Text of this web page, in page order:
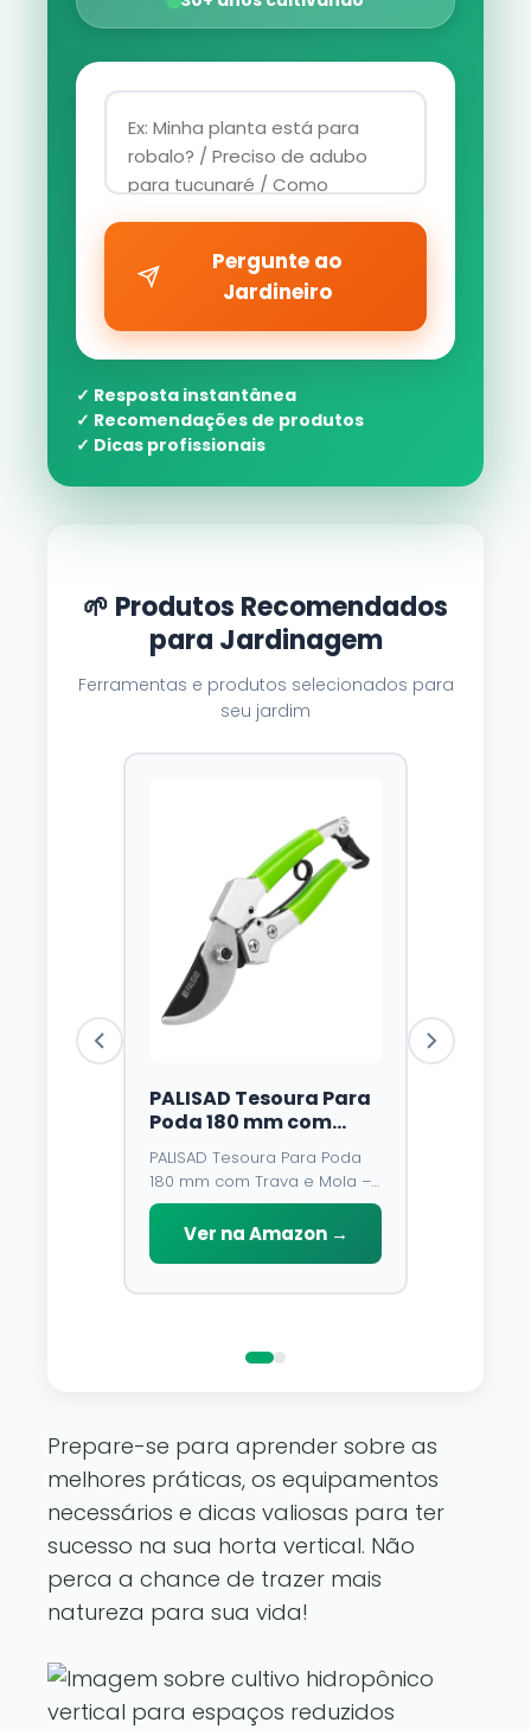
Pergunte ao
Jardineiro
✓ Resposta instantânea
✓ Recomendações de produtos
✓ Dicas profissionais
🌱 Produtos Recomendados
para Jardinagem
Ferramentas e produtos selecionados para
seu jardim
PALISAD Tesoura Para
Poda 180 mm com
Trava e Mola – Lâmina
de Aço У8 e Cabo
Emborrachado
PALISAD Tesoura Para Poda
180 mm com Trava e Mola –
Lâmina de Aço У8 e Cabo
Emborrachado
Ver na Amazon →
pertence a
Prepare-se para aprender sobre as
melhores práticas, os equipamentos
necessários e dicas valiosas para ter
sucesso na sua horta vertical. Não
perca a chance de trazer mais
natureza para sua vida!